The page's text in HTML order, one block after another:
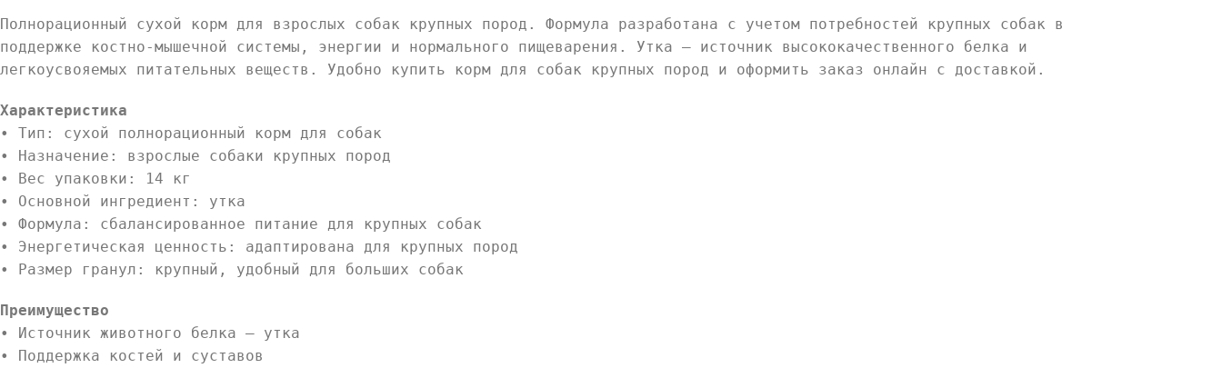
Полнорационный сухой корм для взрослых собак крупных пород. Формула разработана с учетом потребностей крупных собак в
поддержке костно-мышечной системы, энергии и нормального пищеварения. Утка — источник высококачественного белка и
легкоусвояемых питательных веществ. Удобно купить корм для собак крупных пород и оформить заказ онлайн с доставкой.
Характеристика
• Тип: сухой полнорационный корм для собак
• Назначение: взрослые собаки крупных пород
• Вес упаковки: 14 кг
• Основной ингредиент: утка
• Формула: сбалансированное питание для крупных собак
• Энергетическая ценность: адаптирована для крупных пород
• Размер гранул: крупный, удобный для больших собак
Преимущество
• Источник животного белка — утка
• Поддержка костей и суставов